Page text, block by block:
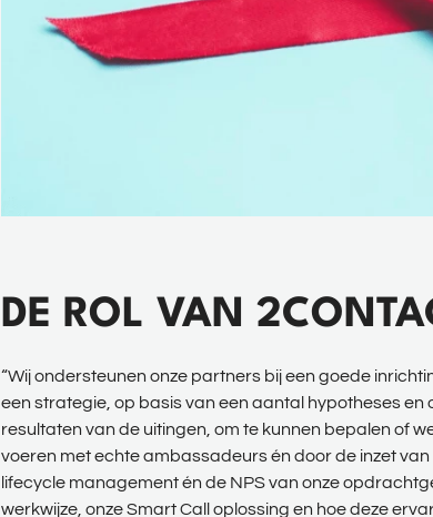
DE ROL VAN
“Wij ondersteunen onze partners bij een goede
een strategie, op basis van een aantal hypotheses
resultaten van de uitingen, om te kunnen bepalen of
voeren met echte ambassadeurs én door de inzet
lifecycle management én de NPS van onze
werkwijze, onze Smart Call oplossing en hoe deze